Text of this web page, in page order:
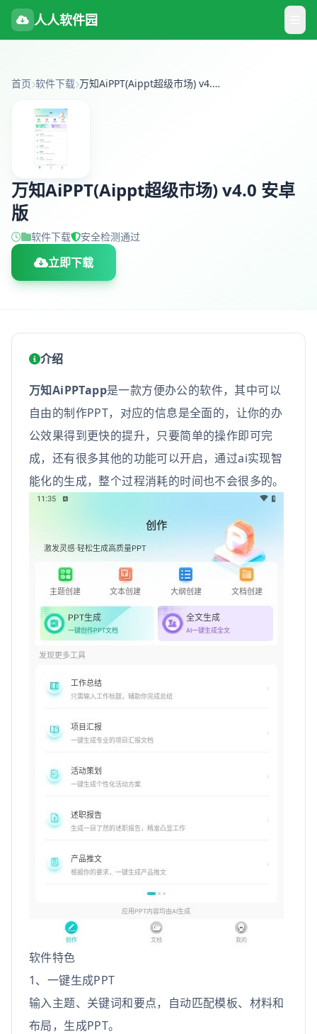
人人软件园
首页 软件下载 万知AiPPT(Aippt超级市场) v4.0 安卓版
万知AiPPT(Aippt超级市场) v4.0 安卓
版
软件下载 安全检测通过
立即下载
介绍
万知AiPPTapp是一款方便办公的软件，其中可以
自由的制作PPT，对应的信息是全面的，让你的办
公效果得到更快的提升，只要简单的操作即可完
成，还有很多其他的功能可以开启，通过ai实现智
能化的生成，整个过程消耗的时间也不会很多的。
软件特色
1、一键生成PPT
输入主题、关键词和要点，自动匹配模板、材料和
布局，生成PPT。